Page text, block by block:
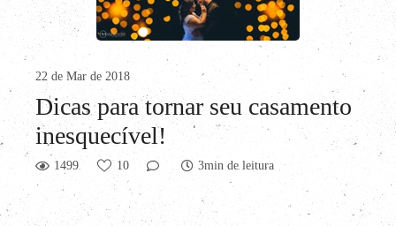
22 de Mar de 2018
Dicas para tornar seu casamento
inesquecível!
1499 10 3min de leitura